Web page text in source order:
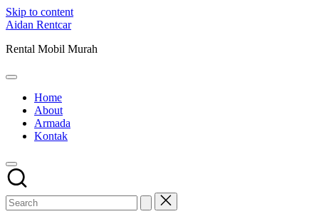
Skip to content
Aidan Rentcar
Rental Mobil Murah
Home
About
Armada
Kontak